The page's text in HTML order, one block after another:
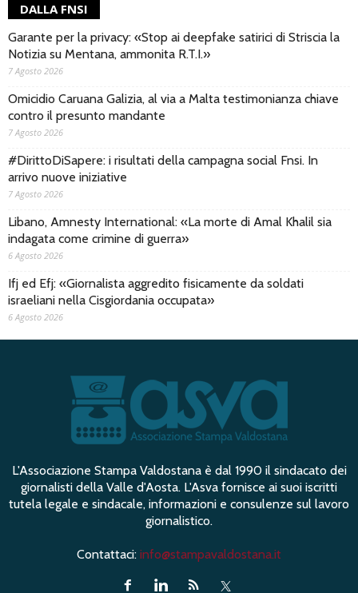
DALLA FNSI
Garante per la privacy: «Stop ai deepfake satirici di Striscia la
Notizia su Mentana, ammonita R.T.I.»
7 Agosto 2026
Omicidio Caruana Galizia, al via a Malta testimonianza chiave
contro il presunto mandante
7 Agosto 2026
#DirittoDiSapere: i risultati della campagna social Fnsi. In
arrivo nuove iniziative
7 Agosto 2026
Libano, Amnesty International: «La morte di Amal Khalil sia
indagata come crimine di guerra»
6 Agosto 2026
Ifj ed Efj: «Giornalista aggredito fisicamente da soldati
israeliani nella Cisgiordania occupata»
6 Agosto 2026
L'Associazione Stampa Valdostana è dal 1990 il sindacato dei
giornalisti della Valle d'Aosta. L'Asva fornisce ai suoi iscritti
tutela legale e sindacale, informazioni e consulenze sul lavoro
giornalistico.
Contattaci: info@stampavaldostana.it